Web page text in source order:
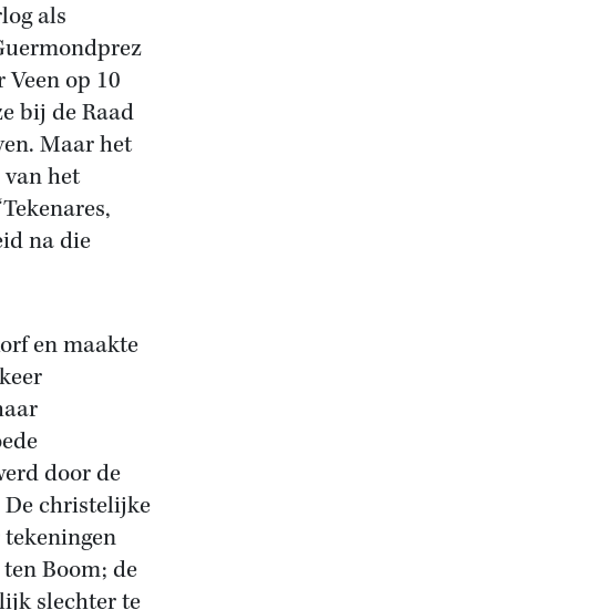
als
op 10
bij de Raad
Maar het
het
na die
en maakte
door de
De christelijke
Boom; de
slechter te